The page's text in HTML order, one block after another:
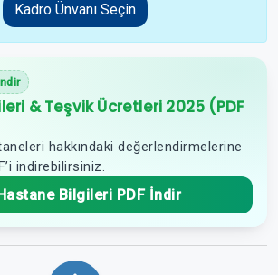
Kadro Ünvanı Seçin
& Teşvik Ücretleri 2025 (PDF
hakkındaki değerlendirmelerine
indirebilirsiniz.
Bilgileri PDF İndir